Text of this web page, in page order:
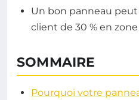
Un bon panneau
client de 30 % en
SOMMAIRE
Pourquoi votre